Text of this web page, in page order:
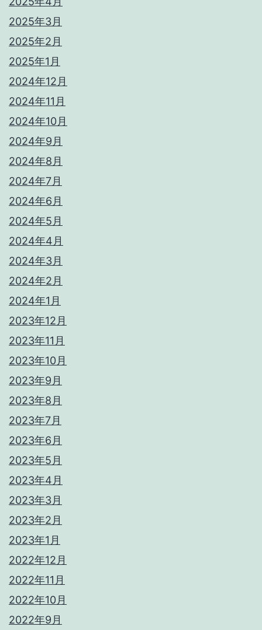
2025年3月
2025年2月
2025年1月
2024年12月
2024年11月
2024年10月
2024年9月
2024年8月
2024年7月
2024年6月
2024年5月
2024年4月
2024年3月
2024年2月
2024年1月
2023年12月
2023年11月
2023年10月
2023年9月
2023年8月
2023年7月
2023年6月
2023年5月
2023年4月
2023年3月
2023年2月
2023年1月
2022年12月
2022年11月
2022年10月
2022年9月